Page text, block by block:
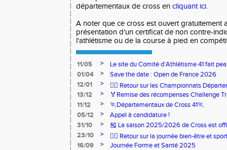
départementaux de cross en cliquant ici.
A noter que ce cross est ouvert gratuitement
présentation d'un certificat de non contre-
l'athlétisme ou de la course à pied en
11/05 >
Le site du Comité d’Athlétisme 41 fait
01/04
>
Save the date : Open de France 2026
12/01
>
🏃‍♂️ Retour sur les Championnats
13/12
>
🏅Remise des récompenses Challenge
11/12
>
🏃Départementaux de Cross 41🏃
05/12
>
Appel à candidature !
31/10
>
🎽 La saison 2025/2026 de Cross est
23/10
>
🧘‍♀️ Retour sur la journée bien-être et
16/09
>
Journée Forme et Santé 2025